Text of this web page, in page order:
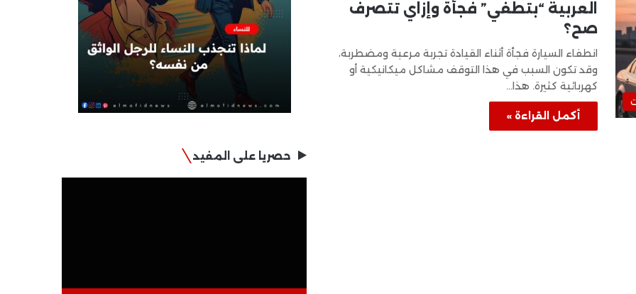
العربية “بتطفي” فجأة وإزاي تتصرف
صح؟
انطفاء السيارة فجأة أثناء القيادة تجربة مرعبة ومضطربة،
وقد تكون السبب في هذا التوقف مشاكل ميكانيكية أو
كهربائية كثيرة. هذا…
أكمل القراءة »
حصريا على المفيد